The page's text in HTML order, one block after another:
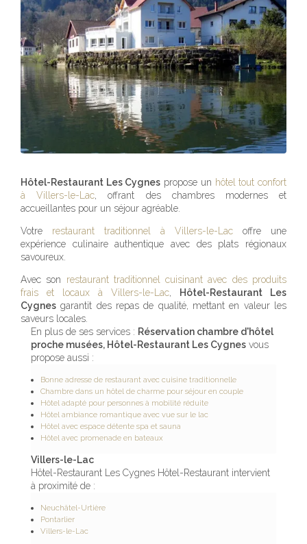
Hôtel-Restaurant Les Cygnes propose un hôtel tout confort
à Villers-le-Lac, offrant des chambres modernes et
accueillantes pour un séjour agréable.
Votre restaurant traditionnel à Villers-le-Lac offre une
expérience culinaire authentique avec des plats régionaux
savoureux.
Avec son restaurant traditionnel cuisinant avec des produits
frais et locaux à Villers-le-Lac,
Hôtel-Restaurant Les
Cygnes garantit des repas de qualité, mettant en valeur les
saveurs locales.
En plus de ses services : Réservation chambre d'hôtel
proche musées, Hôtel-Restaurant Les Cygnes vous
propose aussi :
Bonne adresse de restaurant avec cuisine traditionnelle
Chambre dans un hôtel de charme pour séjour en couple
Hôtel adapté pour personnes à mobilité réduite
Hôtel ambiance romantique avec vue sur le lac
Hôtel avec espace détente spa et sauna
Hôtel avec promenade en bateaux
Villers-le-Lac
Hôtel-Restaurant Les Cygnes Hôtel-Restaurant intervient
à proximité de :
Neuchâtel-Urtière
Pontarlier
Villers-le-Lac